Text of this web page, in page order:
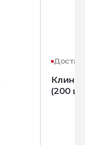
Клин
(200